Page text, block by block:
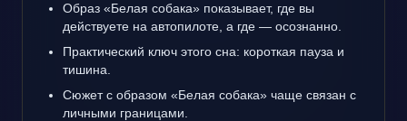
Образ «Белая собака» показывает, где вы
действуете на автопилоте, а где — осознанно.
Практический ключ этого сна: короткая пауза и
тишина.
Сюжет с образом «Белая собака» чаще связан с
личными границами.